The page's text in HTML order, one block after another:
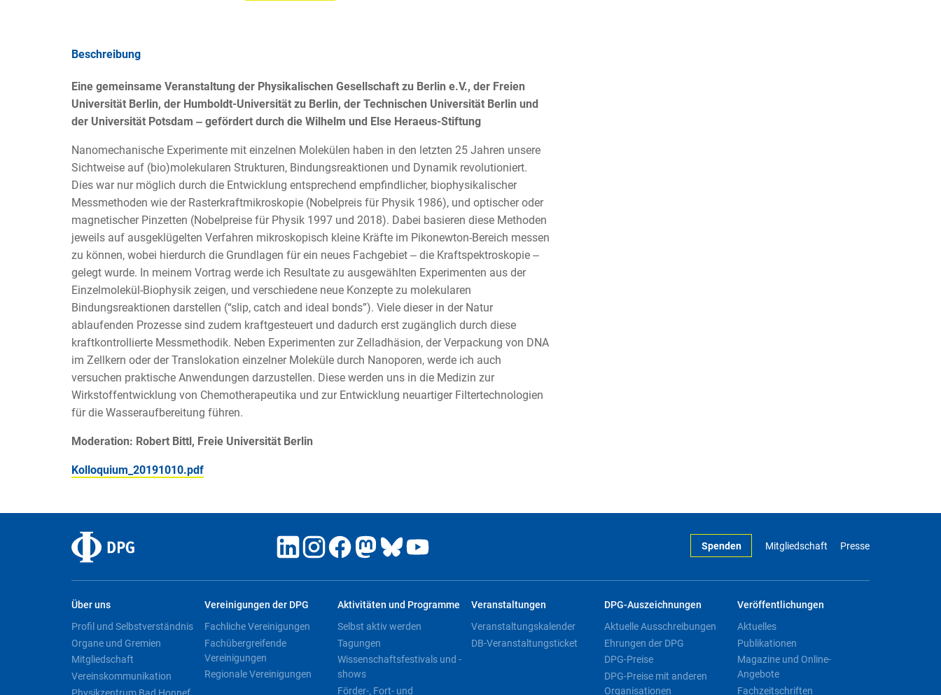
Beschreibung
Eine gemeinsame Veranstaltung der Physikalischen Gesellschaft zu Berlin e.V., der Freien
Universität Berlin, der Humboldt-Universität zu Berlin, der Technischen Universität Berlin und
der Universität Potsdam ‒ gefördert durch die Wilhelm und Else Heraeus-Stiftung
Nanomechanische Experimente mit einzelnen Molekülen haben in den letzten 25 Jahren unsere
Sichtweise auf (bio)molekularen Strukturen, Bindungsreaktionen und Dynamik revolutioniert.
Dies war nur möglich durch die Entwicklung entsprechend empfindlicher, biophysikalischer
Messmethoden wie der Rasterkraftmikroskopie (Nobelpreis für Physik 1986), und optischer oder
magnetischer Pinzetten (Nobelpreise für Physik 1997 und 2018). Dabei basieren diese Methoden
jeweils auf ausgeklügelten Verfahren mikroskopisch kleine Kräfte im Pikonewton-Bereich messen
zu können, wobei hierdurch die Grundlagen für ein neues Fachgebiet ‒ die Kraftspektroskopie ‒
gelegt wurde. In meinem Vortrag werde ich Resultate zu ausgewählten Experimenten aus der
Einzelmolekül-Biophysik zeigen, und verschiedene neue Konzepte zu molekularen
Bindungsreaktionen darstellen (“slip, catch and ideal bonds”). Viele dieser in der Natur
ablaufenden Prozesse sind zudem kraftgesteuert und dadurch erst zugänglich durch diese
kraftkontrollierte Messmethodik. Neben Experimenten zur Zelladhäsion, der Verpackung von DNA
im Zellkern oder der Translokation einzelner Moleküle durch Nanoporen, werde ich auch
versuchen praktische Anwendungen darzustellen. Diese werden uns in die Medizin zur
Wirkstoffentwicklung von Chemotherapeutika und zur Entwicklung neuartiger Filtertechnologien
für die Wasseraufbereitung führen.
Moderation: Robert Bittl, Freie Universität Berlin
Kolloquium_20191010.pdf
Spenden Mitgliedschaft Presse
Über uns
Profil und Selbstverständnis
Organe und Gremien
Mitgliedschaft
Vereinskommunikation
Vereinigungen der DPG
Fachliche Vereinigungen
Fachübergreifende
Vereinigungen
Regionale Vereinigungen
Aktivitäten und Programme
Selbst aktiv werden
Tagungen
Wissenschaftsfestivals und -
shows
Förder-, Fort- und
Veranstaltungen
Veranstaltungskalender
DB-Veranstaltungsticket
DPG-Auszeichnungen
Aktuelle Ausschreibungen
Ehrungen der DPG
DPG-Preise
DPG-Preise mit anderen
Organisationen
Veröffentlichungen
Aktuelles
Publikationen
Magazine und Online-
Angebote
Fachzeitschriften